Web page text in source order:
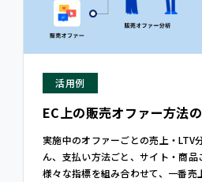
活用例
EC上の販売オファー方法
実施中のオファーごとの売上・LTV
ん、支払い方法ごと、サイト・商品
様々な指標を組み合わせて、一番売